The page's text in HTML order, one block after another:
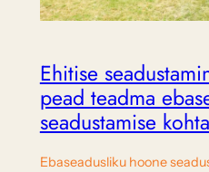
Ehitise
pead teadma
seadustamise kohta
Ebaseadusliku hoone